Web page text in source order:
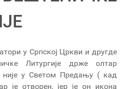
у Српској Цркви и другде
Литургије држе олтар
није у Светом Предању ( кад
је отворен, јер је он икона